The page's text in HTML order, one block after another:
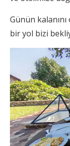
Günün
bir yol bizi